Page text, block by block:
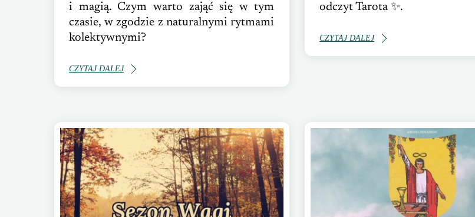
i magią. Czym warto zająć się w tym
czasie, w zgodzie z naturalnymi rytmami
kolektywnymi?
CZYTAJ DALEJ
odczyt Tarota ✨.
CZYTAJ DALEJ